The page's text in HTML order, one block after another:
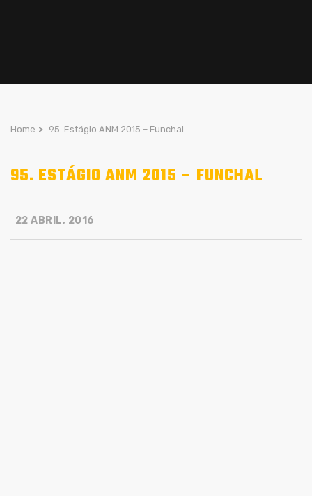
Home > 95. Estágio ANM 2015 – Funchal
95. ESTÁGIO ANM 2015 – FUNCHAL
22 ABRIL, 2016